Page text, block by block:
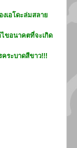
เอโดะล่มสลาย
ขอนาคตที่จะเกิด
ระบาดสีขาว!!!